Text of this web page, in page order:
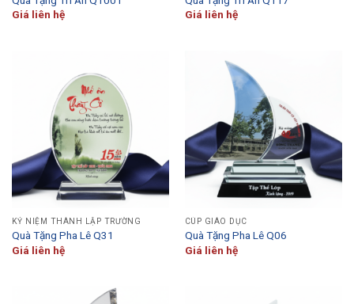
Giá liên hệ
Giá liên hệ
KỶ NIỆM THÀNH LẬP TRƯỜNG
Quà Tặng Pha Lê Q31
Giá liên hệ
CÚP GIÁO DỤC
Quà Tặng Pha Lê Q06
Giá liên hệ